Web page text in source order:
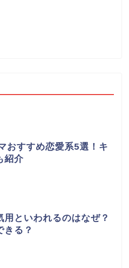
おすすめ恋愛系5選！キ
紹介
用といわれるのはなぜ？
きる？